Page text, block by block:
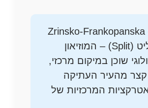
Zrinsko-Frankopanska
25, ספליט (Split) – המוזיאון
שוכן במיקום מרכזי,
מהעיר העתיקה
המרכזיות של